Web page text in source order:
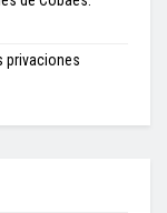
privaciones